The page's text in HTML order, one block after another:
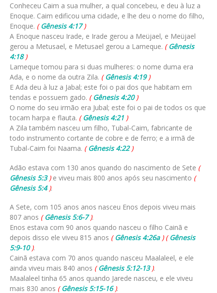
Conheceu Caim a sua mulher, a qual concebeu, e deu à luz a
Enoque. Caim edificou uma cidade, e lhe deu o nome do filho,
Enoque. (Gênesis 4:17)
A Enoque nasceu Irade, e Irade gerou a Meüjael, e Meüjael
gerou a Metusael, e Metusael gerou a Lameque. (Gênesis
4:18)
Lameque tomou para si duas mulheres: o nome duma era
Ada, e o nome da outra Zila. (Gênesis 4:19)
E Ada deu à luz a Jabal; este foi o pai dos que habitam em
tendas e possuem gado. (Gênesis 4:20)
O nome do seu irmão era Jubal; este foi o pai de todos os que
tocam harpa e flauta. (Gênesis 4:21 )
A Zila também nasceu um filho, Tubal-Caim, fabricante de
todo instrumento cortante de cobre e de ferro; e a irmã de
Tubal-Caim foi Naama. (Gênesis 4:22)
Adão estava com 130 anos quando do nascimento de Sete (
Gênesis 5:3)e viveu mais 800 anos após seu nascimento (
Gênesis 5:4).
A Sete, com 105 anos anos nasceu Enos depois viveu mais
807 anos (Gênesis 5:6-7).
Enos estava com 90 anos quando nasceu o filho Cainã e
depois disso ele viveu 815 anos (Gênesis 4:26a) (Gênesis
5:9-10).
Cainã estava com 70 anos quando nasceu Maalaleel, e ele
ainda viveu mais 840 anos (Gênesis 5:12-13).
Maalaleel tinha 65 anos quando Jarede nasceu, e ele viveu
mais 830 anos (Gênesis 5:15-16).